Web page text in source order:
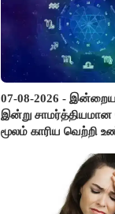
07-08-2026 -
இன்று சாமர்த்தியமான
மூலம் காரிய வெற்றி
ஒப்படைப்பதில் கவனம்